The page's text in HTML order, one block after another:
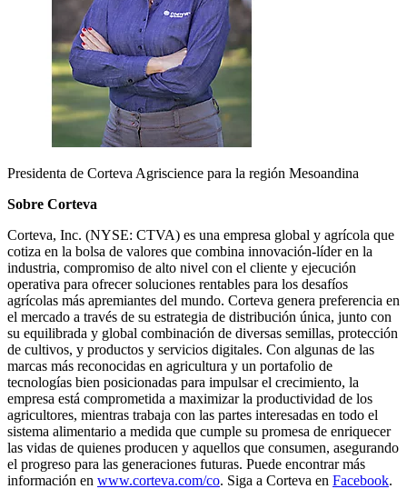
Presidenta de Corteva Agriscience para la región Mesoandina
Sobre Corteva
Corteva, Inc. (NYSE: CTVA) es una empresa global y agrícola que
cotiza en la bolsa de valores que combina innovación-líder en la
industria, compromiso de alto nivel con el cliente y ejecución
operativa para ofrecer soluciones rentables para los desafíos
agrícolas más apremiantes del mundo. Corteva genera preferencia en
el mercado a través de su estrategia de distribución única, junto con
su equilibrada y global combinación de diversas semillas, protección
de cultivos, y productos y servicios digitales. Con algunas de las
marcas más reconocidas en agricultura y un portafolio de
tecnologías bien posicionadas para impulsar el crecimiento, la
empresa está comprometida a maximizar la productividad de los
agricultores, mientras trabaja con las partes interesadas en todo el
sistema alimentario a medida que cumple su promesa de enriquecer
las vidas de quienes producen y aquellos que consumen, asegurando
el progreso para las generaciones futuras. Puede encontrar más
información en www.corteva.com/co. Siga a Corteva en Facebook.